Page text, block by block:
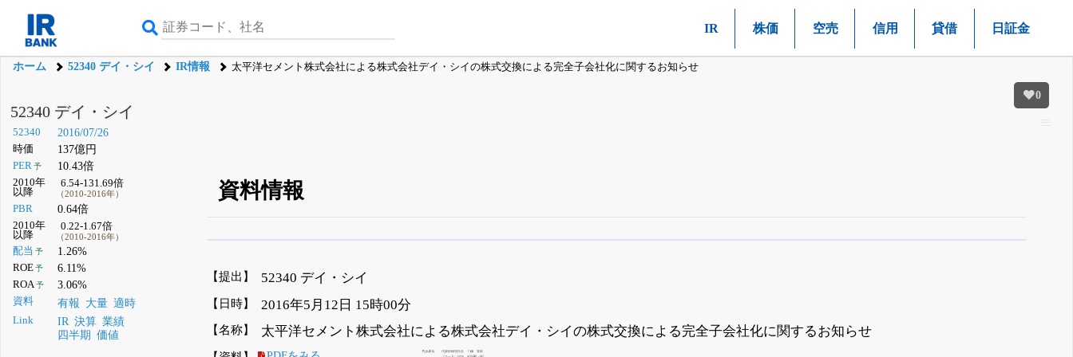
IR 株価 空売 信用 貸借 日証金
ホーム 52340 デイ・シイ IR情報 太平洋セメント株式会社による株式会社デイ・シイの株式交換による完全子会社化に関するお知らせ
0
52340 デイ・シイ
52340 2016/07/26
時価 137億円
PER予 10.43倍
2010年
以降
6.54-131.69倍
（2010-2016年）
PBR 0.64倍
2010年
以降
0.22-1.67倍
（2010-2016年）
配当 予 1.26%
ROE予 6.11%
ROA予 3.06%
資料 有報 大量 適時
Link IR 決算 業績
四半期
価値
資料情報
無料でβ版をはじめる
登録すると永久30%OFFと米株版の先行利用も付きます
【提出】 52340 デイ・シイ
【日時】 2016年5月12日 15時00分
【名称】 太平洋セメント株式会社による株式会社デイ・シイの株式交換による完全子会社化に関するお知らせ